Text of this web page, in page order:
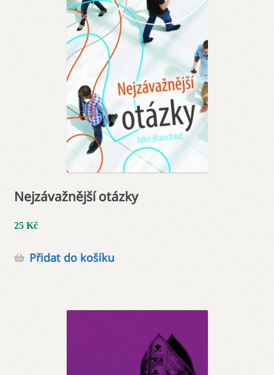
Nejzávažnější otázky
25 Kč
Přidat do košíku